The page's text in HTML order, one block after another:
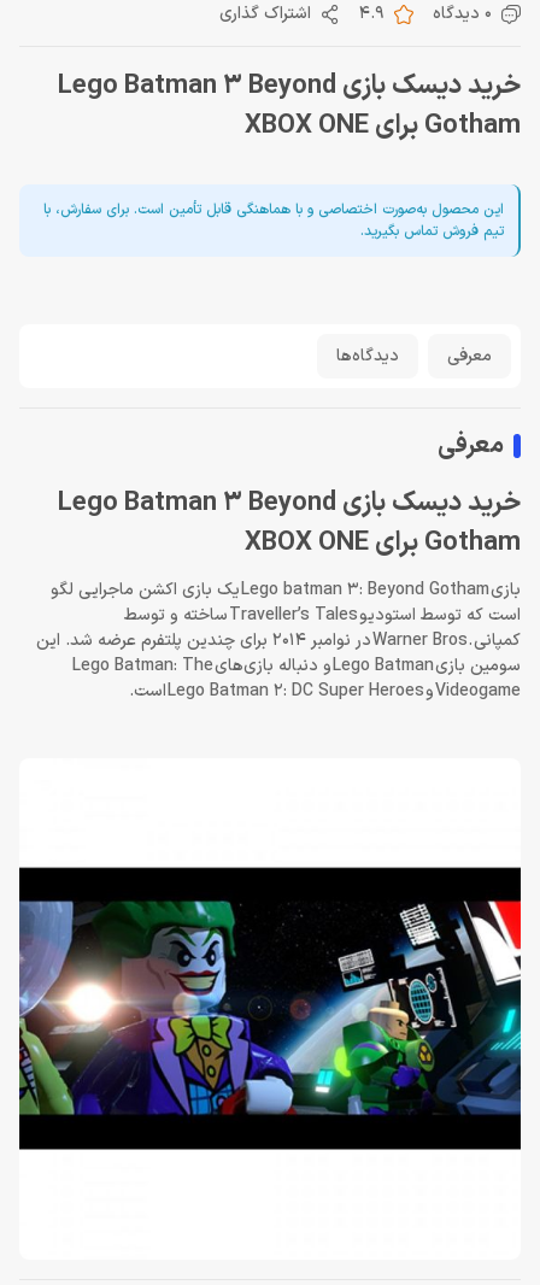
0 دیدگاه 4.9 اشتراک گذاری
خرید دیسک بازی Lego Batman 3 Beyond
Gotham برای XBOX ONE
این محصول به‌صورت اختصاصی و با هماهنگی قابل تأمین است. برای سفارش، با
تیم فروش تماس بگیرید.
معرفی دیدگاه‌ها
معرفی
خرید دیسک بازی Lego Batman 3 Beyond
Gotham برای XBOX ONE
بازیLego batman 3: Beyond Gothamیک بازی اکشن ماجرایی لگو
است که توسط استودیوTraveller’s Talesساخته و توسط
کمپانیWarner Bros.
در نوامبر 2014 برای چندین پلتفرم عرضه شد. این
سومین بازیLego Batmanو دنباله بازی‌هایLego Batman: The
VideogameوLego Batman 2: DC Super Heroesاست.